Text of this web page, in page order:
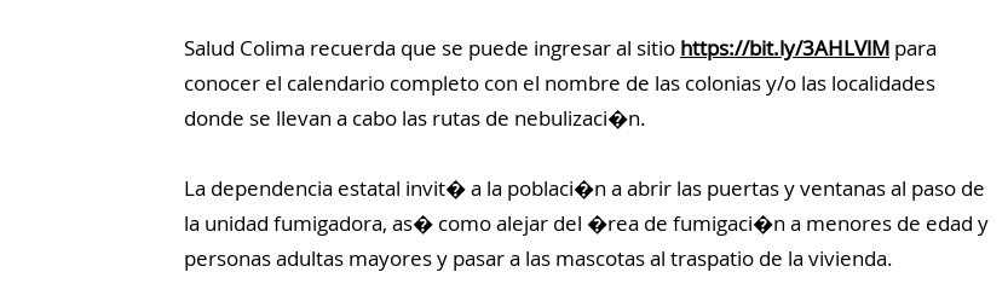
Salud Colima recuerda que se puede ingresar al sitio https://bit.ly/3AHLVlM para
conocer el calendario completo con el nombre de las colonias y/o las localidades
donde se llevan a cabo las rutas de nebulizaci�n.
La dependencia estatal invit� a la poblaci�n a abrir las puertas y ventanas al paso de
la unidad fumigadora, as� como alejar del �rea de fumigaci�n a menores de edad y
personas adultas mayores y pasar a las mascotas al traspatio de la vivienda.